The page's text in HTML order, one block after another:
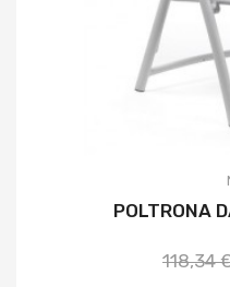
POLTRONA
118,34